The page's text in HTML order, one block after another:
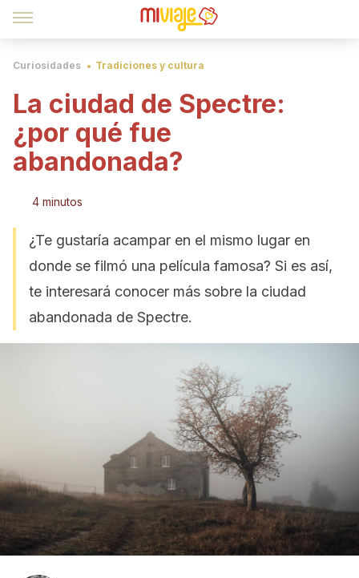
Curiosidades Tradiciones y cultura
La ciudad de Spectre:
¿por qué fue
abandonada?
4 minutos
¿Te gustaría acampar en el mismo lugar en
donde se filmó una película famosa? Si es así,
te interesará conocer más sobre la ciudad
abandonada de Spectre.